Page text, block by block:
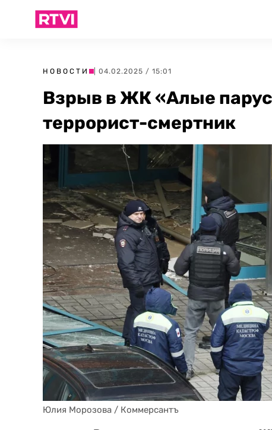
НОВОСТИ | 04.02.2025 / 15:01
Взрыв в ЖК «Алые
террорист-смертник
Юлия Морозова / Коммерсантъ